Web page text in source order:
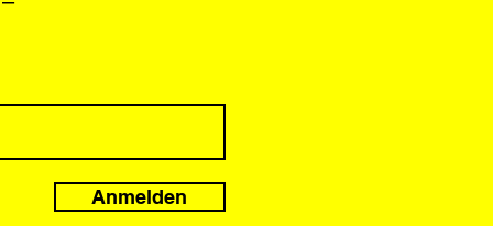
Anmelden